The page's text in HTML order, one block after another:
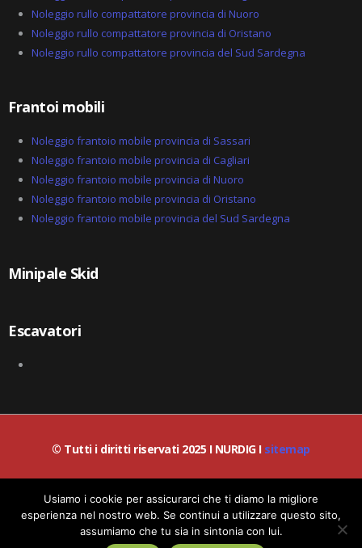
Noleggio rullo compattatore provincia di Nuoro
Noleggio rullo compattatore provincia di Oristano
Noleggio rullo compattatore provincia del Sud Sardegna
Frantoi mobili
Noleggio frantoio mobile provincia di Sassari
Noleggio frantoio mobile provincia di Cagliari
Noleggio frantoio mobile provincia di Nuoro
Noleggio frantoio mobile provincia di Oristano
Noleggio frantoio mobile provincia del Sud Sardegna
Minipale Skid
Escavatori
© Tutti i diritti riservati 2025 I NURDIG I sitemap
© Lead-IA S.r.l. I P.IVA / C.F.: 06387200659
Politica dei Cookies|Politica Privacy
Usiamo i cookie per assicurarci che ti diamo la migliore
esperienza nel nostro web. Se continui a utilizzare questo sito,
assumiamo che tu sia in sintonia con lui.
Richiedi informazioni!